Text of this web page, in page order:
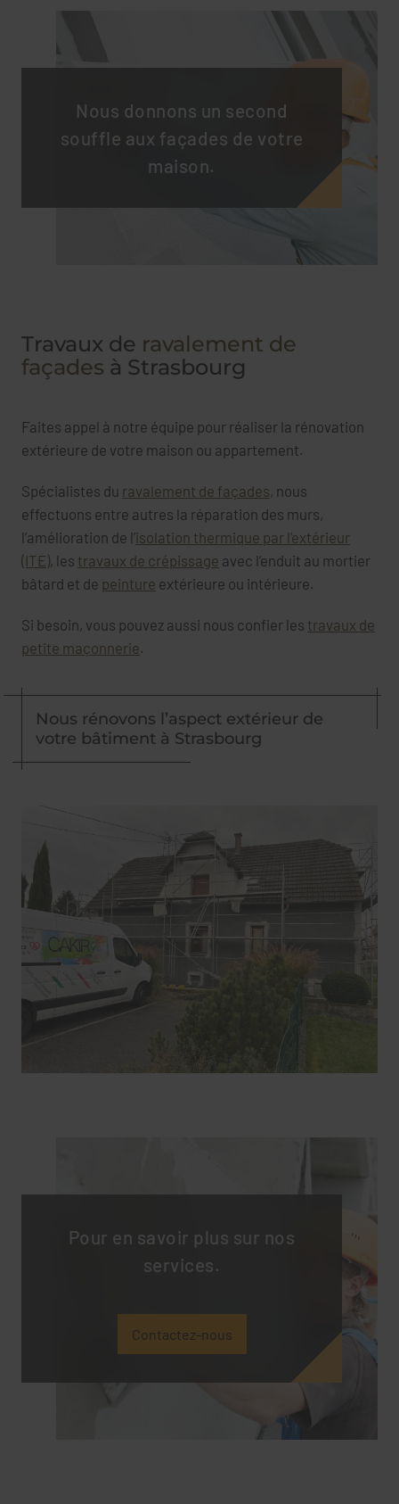
Nous donnons un second
souffle aux façades de votre
maison.
Travaux de ravalement de
façades à Strasbourg
Faites appel à notre équipe pour réaliser la rénovation
extérieure de votre maison ou appartement.
Spécialistes du ravalement de façades, nous
effectuons entre autres la réparation des murs,
l’amélioration de l’isolation thermique par l’extérieur
(ITE), les travaux de crépissage avec l’enduit au mortier
bâtard et de peinture extérieure ou intérieure.
Si besoin, vous pouvez aussi nous confier les travaux de
petite maçonnerie.
Nous rénovons l’aspect extérieur de
votre bâtiment à Strasbourg
Pour en savoir plus sur nos
services.
Contactez-nous